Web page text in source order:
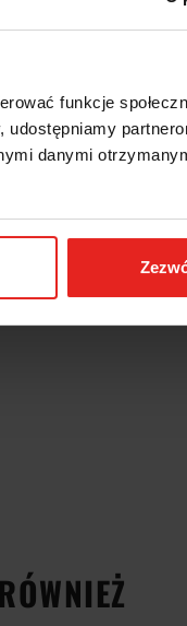
funkcje
danymi
Od blisko 90 lat